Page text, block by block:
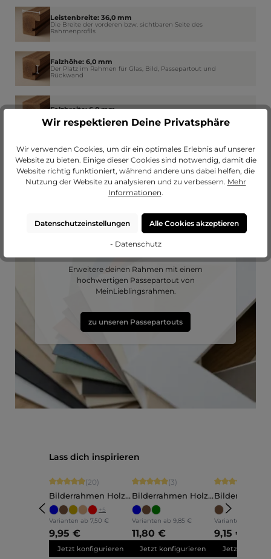
Leistenbreite: 36,0 mm
Die Breite der vorderen bzw. sichtbaren Seite des
Rahmenprofils
Falzhöhe: 6,0 mm
Der Platz im Rahmen für Glas, Bild, Passepartout und
Rückwand
Falzbreite: 6,0 mm
Wie weit der Rahmen am Rand das Glas überdeckt
Passendes Passepartout?
Erweitere deinen Rahmen mit einem
hochwertigen Passepartout von
MeinLieblingsrahmen.
zu unseren Passepartouts
Produktgalerie überspringen
Lass dich inspirieren
Durchschnittliche Bewertung von 4.9 von 5 Sternen
(20)
Bilderrahmen Holz
Ava
+5
Varianten ab 7,50 €
9,95 €
Jetzt konfigurieren
Durchschnittliche Bewertung von 5
(3)
Bilderrahmen Holz
Annelie
Varianten ab 9,85 €
11,80 €
Jetzt konfigurieren
Martha
Varianten ab
9,15 €
Jetzt
Wir respektieren Deine Privatsphäre
Wir verwenden Cookies, um dir ein optimales Erlebnis auf unserer
Website zu bieten. Einige dieser Cookies sind notwendig, damit die
Website richtig funktioniert, während andere uns dabei helfen, die
Nutzung der Website zu analysieren und zu verbessern. Mehr
Informationen.
Datenschutzeinstellungen Alle Cookies akzeptieren
- Datenschutz